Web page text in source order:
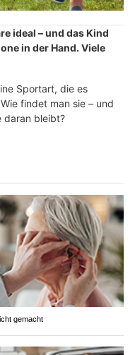
ideal – und das Kind
in der Hand. Viele
Sportart, die es
findet man sie – und
daran bleibt?
gemacht